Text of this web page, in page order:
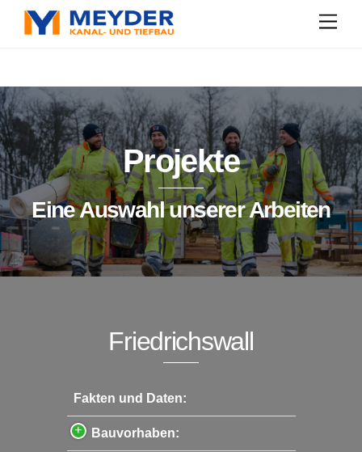
Skip
Projekte
Eine Auswahl unserer Arbeiten
Friedrichswall
Fakten und Daten:
Bauvorhaben: